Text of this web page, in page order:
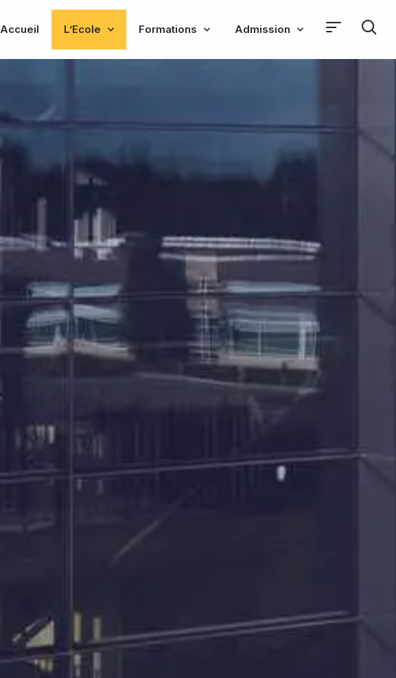
Accueil L’Ecole Formations Admission